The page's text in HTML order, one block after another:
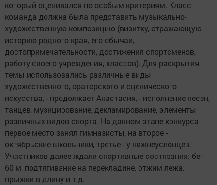
который оценивался по особым критериям. Класс-
команда должна была представить музыкально-
художественную композицию (визитку, отражающую
историю родного края, его обычаи,
достопримечательности, достижения спортсменов,
работу своего учреждения, классов). Для раскрытия
темы использовались различные виды
художественного, ораторского и сценического
искусства, - продолжает Анастасия, - исполнение песен,
танцев, музицирование, декламирование, элементы
различных видов спорта. На данном этапе конкурса
первое место занял гимназисты, на второе -
октябрьские школьники, третье - у нижнеуслонцев.
Участников далее ждали спортивные состязания: бег
60 м, подтягивание на перекладине, отжим лежа,
прыжки в длину и т.д.